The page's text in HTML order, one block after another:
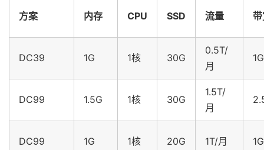
方案 内存 CPU SSD 流量
DC39 1G 1核 30G
0.5T/
月
1G
DC99 1.5G 1核 30G
1.5T/
月
DC99 1G 1核 20G 1T/月 1G